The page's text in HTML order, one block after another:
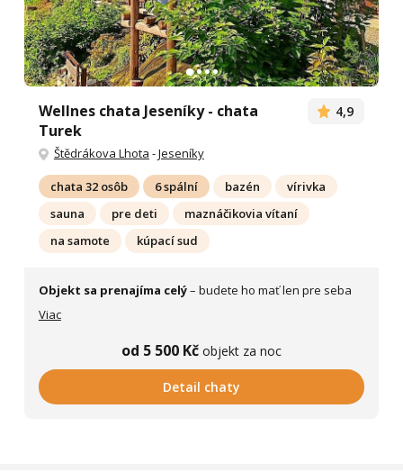
Wellnes chata Jeseníky - chata
Turek
4,9
Štědrákova Lhota -Jeseníky
chata 32 osôb 6 spální bazén
vírivka
sauna
pre deti
maznáčikovia vítaní
na samote
kúpací sud
Objekt sa prenajíma celý– budete ho mať len pre seba
Viac
od 5 500 Kč objekt za noc
Detail chaty